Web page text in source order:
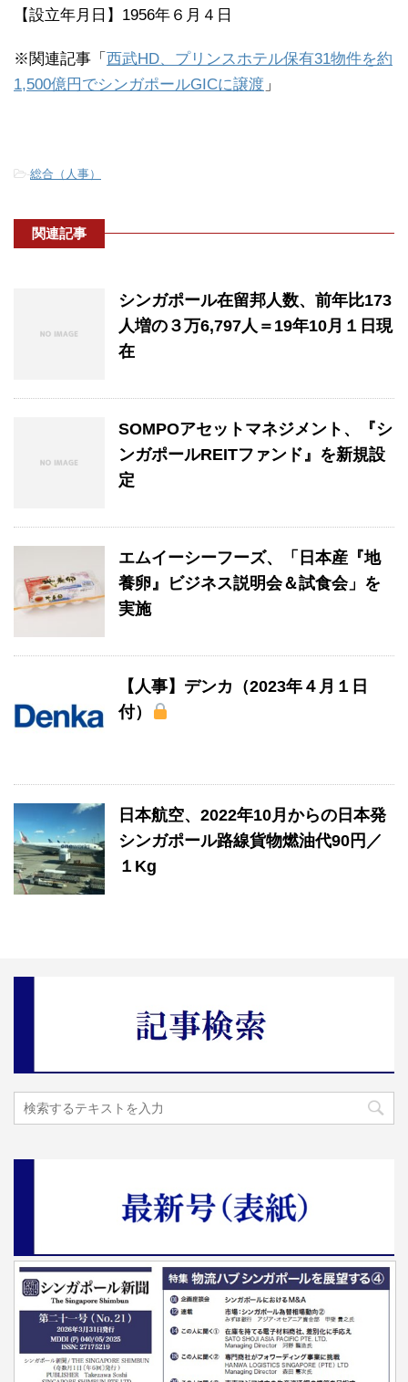
【設立年月日】1956年６月４日
※関連記事「 西武HD、プリンスホテル保有31物件を約
1,500億円でシンガポールGICに譲渡 」
-総合（人事）
関連記事
シンガポール在留邦人数、前年比173
人増の３万6,797人＝19年10月１日現
在
SOMPOアセットマネジメント、『シ
ンガポールREITファンド』を新規設
定
エムイーシーフーズ、「日本産『地
養卵』ビジネス説明会＆試食会」を
実施
【人事】デンカ（2023年４月１日
付）
日本航空、2022年10月からの日本発
シンガポール路線貨物燃油代90円／
１Kg